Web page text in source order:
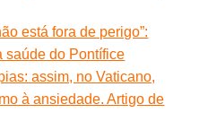
está fora de perigo”:
saúde do Pontífice
assim, no Vaticano,
à ansiedade. Artigo de